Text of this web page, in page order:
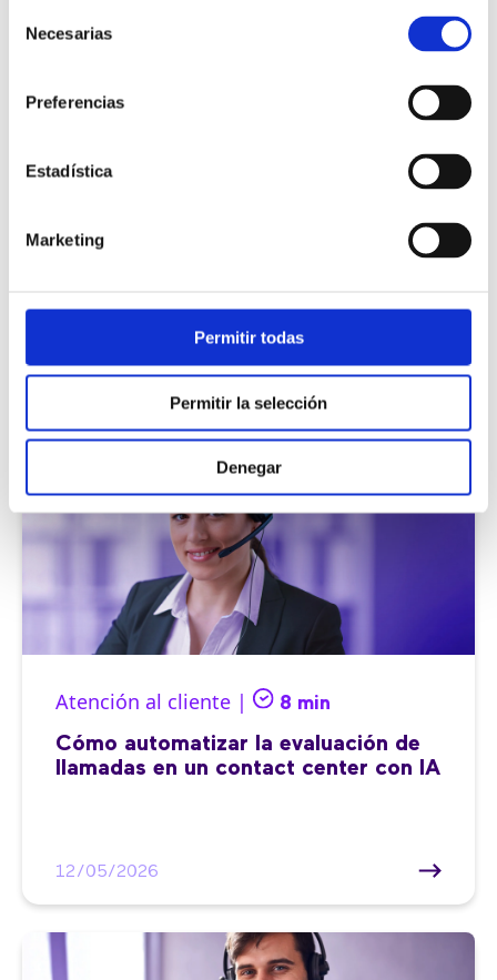
Necesarias
Preferencias
Estadística
Marketing
Permitir todas
Permitir la selección
Denegar
Atención al cliente | 8 min
Cómo automatizar la evaluación de
llamadas en un contact center con IA
12/05/2026